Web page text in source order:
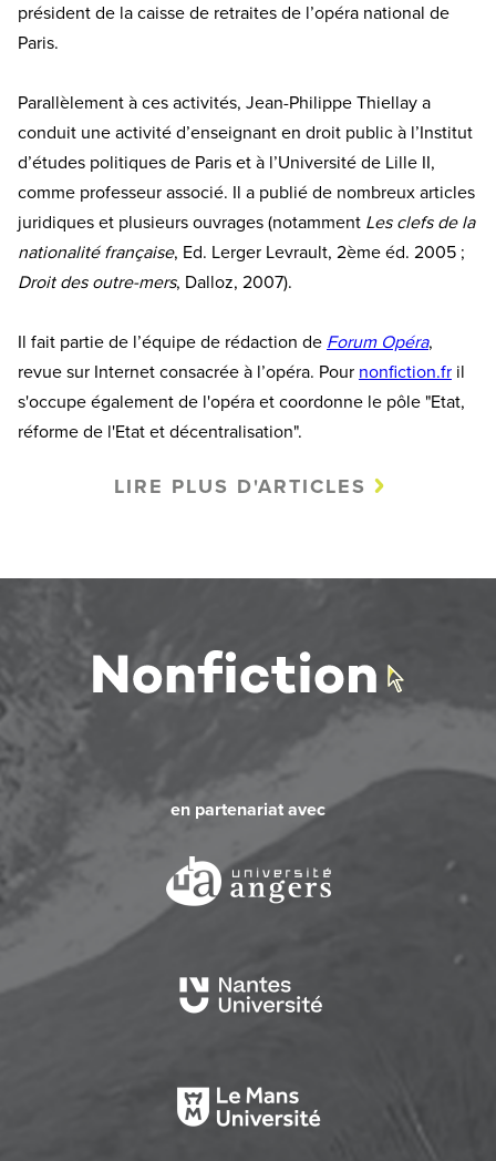
président de la caisse de retraites de l’opéra national de
Paris.
Parallèlement à ces activités, Jean-Philippe Thiellay a
conduit une activité d’enseignant en droit public à l’Institut
d’études politiques de Paris et à l’Université de Lille II,
comme professeur associé. Il a publié de nombreux articles
juridiques et plusieurs ouvrages (notamment Les clefs de la
nationalité française, Ed. Lerger Levrault, 2ème éd. 2005 ;
Droit des outre-mers, Dalloz, 2007).
Il fait partie de l’équipe de rédaction de Forum Opéra,
revue sur Internet consacrée à l’opéra. Pour nonfiction.fr il
s'occupe également de l'opéra et coordonne le pôle "Etat,
réforme de l'Etat et décentralisation".
LIRE PLUS D'ARTICLES
en partenariat avec